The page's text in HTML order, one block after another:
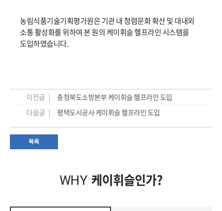
농림식품기술기획평가원은 기관 내 청렴문화 확산 및 대내외
소통 활성화를 위하여 본 원의 케이휘슬 헬프라인 시스템을
도입하였습니다.
이전글 |
충청북도소방본부 케이휘슬 헬프라인 도입
다음글 |
평택도시공사 케이휘슬 헬프라인 도입
WHY 케이휘슬인가?